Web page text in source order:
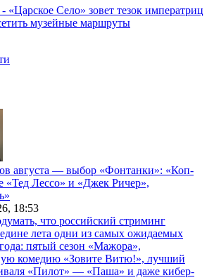
- «Царское Село» зовет тезок императриц
музейные маршруты
августа — выбор «Фонтанки»: «Коп-
«Тед Лессо» и «Джек Ричер»,
18:53
что российский стриминг
лета одни из самых ожидаемых
пятый сезон «Мажора»,
комедию «Зовите Витю!», лучший
«Пилот» — «Паша» и даже кибер-